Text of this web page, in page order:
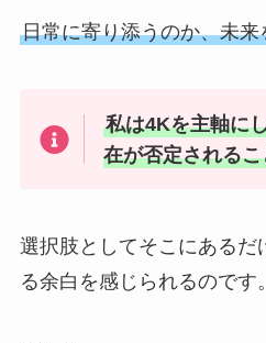
日常に寄り添うのか、未
私は4Kを主軸に
在が否定される
選択肢としてそこにあるだ
る余白を感じられるのです。